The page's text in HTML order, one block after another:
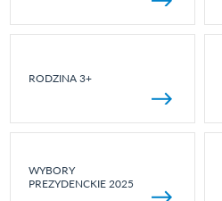
RODZINA 3+
WYBORY
PREZYDENCKIE 2025